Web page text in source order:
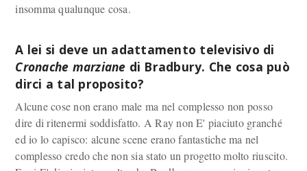
insomma qualunque cosa.
A lei si deve un adattamento televisivo di
Cronache marziane di Bradbury. Che cosa può
dirci a tal proposito?
Alcune cose non erano male ma nel complesso non posso
dire di ritenermi soddisfatto. A Ray non E' piaciuto granché
ed io lo capisco: alcune scene erano fantastiche ma nel
complesso credo che non sia stato un progetto molto riuscito.